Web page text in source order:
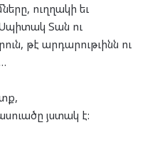
ուղղակի եւ
Տան ու
թէ արդարութւինն ու
յստակ է: